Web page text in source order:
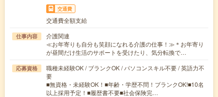
交通費
交通費全額支給
仕事内容
介護関連
≪お年寄りも自分も笑顔になれる介護の仕事！≫＊お年寄り
が昼間だけ生活のサポートを受けたり、気分転換で…
応募資格
職種未経験OK / ブランクOK / パソコンスキル不要 / 英語力不
要
■無資格・未経験OK！■年齢・学歴不問！ブランクOK!■10名
以上採用予定！■履歴書不要■社会保険完…